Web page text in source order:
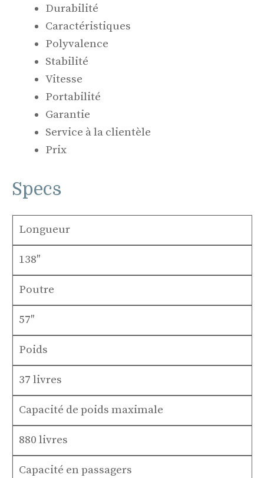
Durabilité
Caractéristiques
Polyvalence
Stabilité
Vitesse
Portabilité
Garantie
Service à la clientèle
Prix
Specs
Longueur
138″
Poutre
57″
Poids
37 livres
Capacité de poids maximale
880 livres
Capacité en passagers